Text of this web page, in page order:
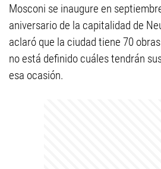
Mosconi se inaugure en
aniversario de la capitalidad de
aclaró que la ciudad tiene 70
no está definido cuáles tendrán
esa ocasión.